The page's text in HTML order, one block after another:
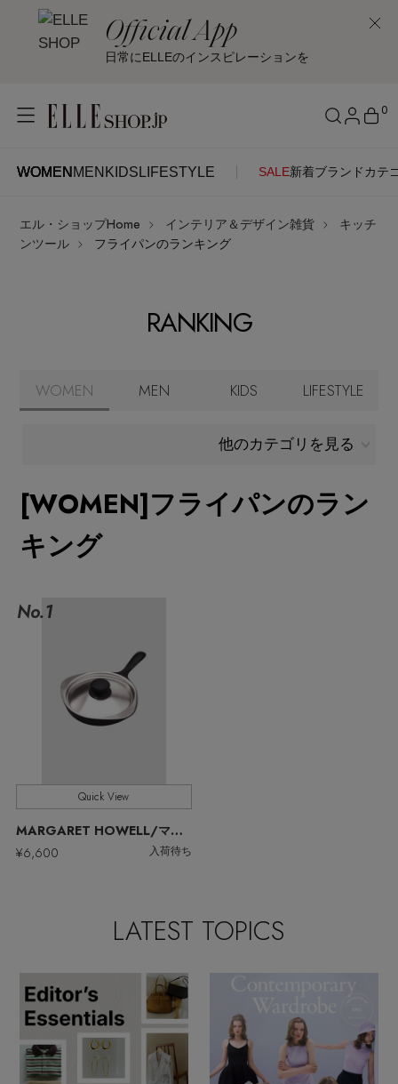
Official App
日常にELLEのインスピレーションを
WOMEN MEN KIDS LIFESTYLE SALE新着ブランド カテ
0
WOMENMENKIDSLIFESTYLE
ITEMS
ブランド
最旬！トレンドワード
【予約】新作ウェアをチェック
【Tシャツ】デイリーに活躍
【日傘】完全遮光・軽量傘
【リネン】涼しい夏素材
【レース】上品な透け感
【雨の日】急な雨対策グッズ
【限定】ここでしか買えないアイテム
アイテム一覧
ウェア
すべてのウェア
ワンピース・チュニック
パンツ
シューズ
パンプス
スニーカー
カゴバッグ
ショルダーバッグ
すべてのファッション小物
ストール・マフラー・ケープ
アクセサリー
すべてのアクセサリー
ランジェリー
ログイン
いち早くお届けします。
ご登録はこちら
カスタマーサポート
SEE RESULTS
エル・ショップHome インテリア＆デザイン雑貨
キッチ
ンツール
フライパンのランキング
RANKING
WOMEN MEN KIDS LIFESTYLE
他のカテゴリを見る
[WOMEN]フライパンのラン
キング
No.1
Quick View
MARGARET HOWELL/マーガレット・ハウエル
¥6,600
入荷待ち
LATEST TOPICS